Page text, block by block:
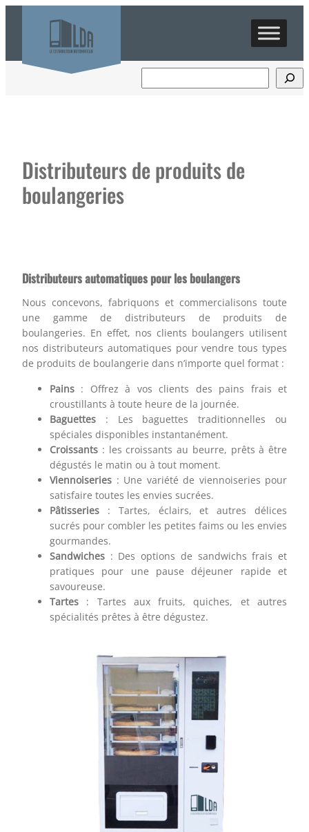
Distributeurs de produits de
boulangeries
Distributeurs automatiques pour les boulangers
Nous concevons, fabriquons et commercialisons toute
une gamme de distributeurs de produits de
boulangeries. En effet, nos clients boulangers utilisent
nos distributeurs automatiques pour vendre tous types
de produits de boulangerie dans n’importe quel format :
Pains : Offrez à vos clients des pains frais et
croustillants à toute heure de la journée.
Baguettes : Les baguettes traditionnelles ou
spéciales disponibles instantanément.
Croissants : les croissants au beurre, prêts à être
dégustés le matin ou à tout moment.
Viennoiseries : Une variété de viennoiseries pour
satisfaire toutes les envies sucrées.
Pâtisseries : Tartes, éclairs, et autres délices
sucrés pour combler les petites faims ou les envies
gourmandes.
Sandwiches : Des options de sandwichs frais et
pratiques pour une pause déjeuner rapide et
savoureuse.
Tartes : Tartes aux fruits, quiches, et autres
spécialités prêtes à être dégustez.